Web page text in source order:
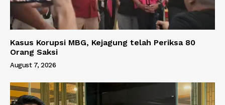
Kasus Korupsi MBG, Kejagung telah Periksa 80
Orang Saksi
August 7, 2026